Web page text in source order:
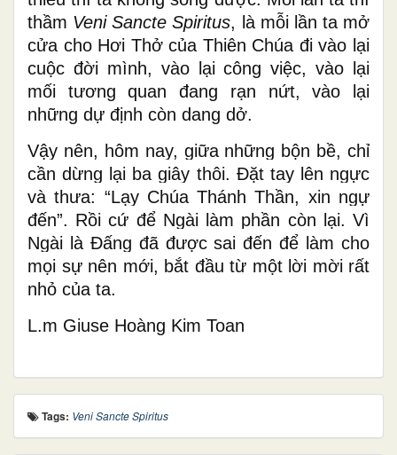
thầm Veni Sancte Spiritus, là mỗi lần ta mở
cửa cho Hơi Thở của Thiên Chúa đi vào lại
cuộc đời mình, vào lại công việc, vào lại
mối tương quan đang rạn nứt, vào lại
những dự định còn dang dở.
Vậy nên, hôm nay, giữa những bộn bề, chỉ
cần dừng lại ba giây thôi. Đặt tay lên ngực
và thưa: “Lạy Chúa Thánh Thần, xin ngự
đến”. Rồi cứ để Ngài làm phần còn lại. Vì
Ngài là Đấng đã được sai đến để làm cho
mọi sự nên mới, bắt đầu từ một lời mời rất
nhỏ của ta.
L.m Giuse Hoàng Kim Toan
Tags: Veni Sancte Spiritus